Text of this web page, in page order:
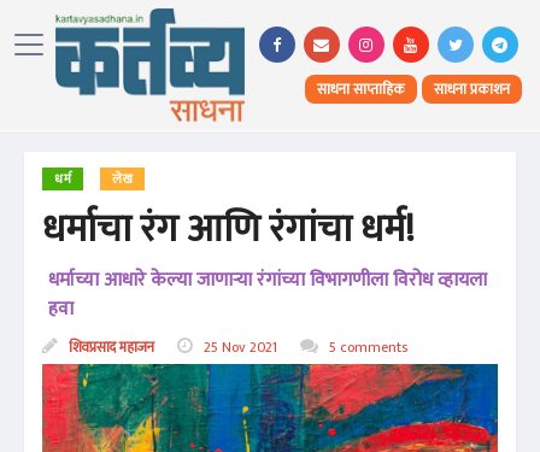
साधना साप्ताहिक साधना प्रकाशन
धर्म लेख
धर्माचा रंग आणि रंगांचा धर्म!
धर्माच्या आधारे केल्या जाणाऱ्या रंगांच्या विभागणीला विरोध व्हायला
हवा
शिवप्रसाद महाजन 25 Nov 2021 5 comments